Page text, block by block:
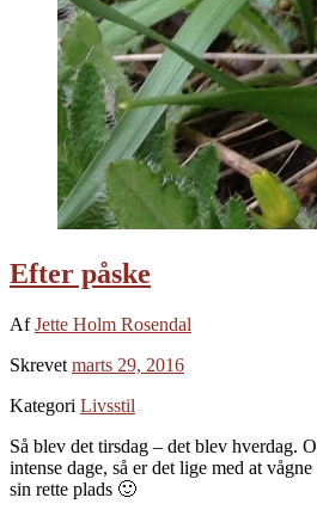
Efter påske
AfJette Holm Rosendal
Skrevet marts 29, 2016
Kategori Livsstil
Så blev det tirsdag – det blev hverdag.
intense dage, så er det lige med at
sin rette plads 🙂